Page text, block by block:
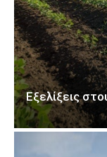
Εξελίξεις